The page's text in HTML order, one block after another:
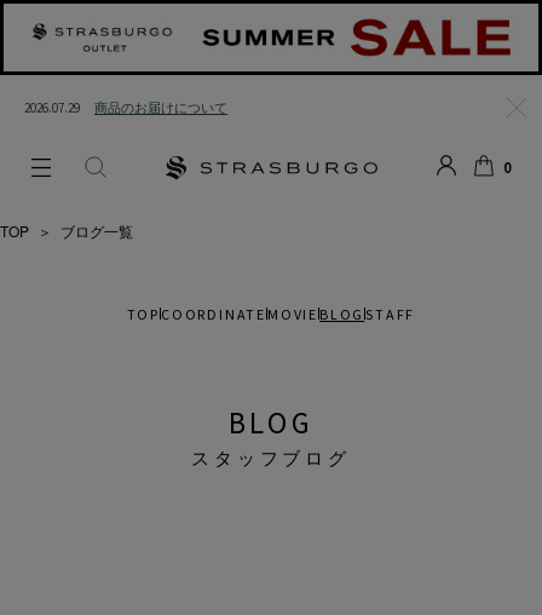
2026.07.29 商品のお届けについて
る
0
TOP ＞ ブログ一覧
TOP COORDINATE MOVIE BLOG STAFF
BLOG
スタッフブログ